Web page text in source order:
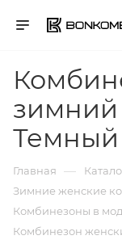
Главная —
Зимние женские
Комбинезоны в
Комбинезон